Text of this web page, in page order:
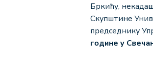
Бркићу,
Скупштине
председнику
године у